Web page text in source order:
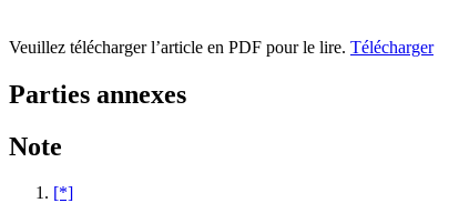
Veuillez télécharger l’article en PDF pour le lire. Télécharger
Parties annexes
Note
[*]